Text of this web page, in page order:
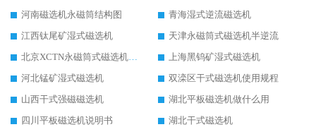
河南磁选机永磁筒结构图
青海湿式逆流磁选机
江西钛尾矿湿式磁选机
天津永磁筒式磁选机半逆流
北京XCTN永磁筒式磁选机磁块位置
上海黑钨矿湿式磁选机
河北锰矿湿式磁选机
双滦区干式磁选机使用规程
山西干式强磁磁选机
湖北平板磁选机做什么用
四川平板磁选机说明书
湖北干式磁选机